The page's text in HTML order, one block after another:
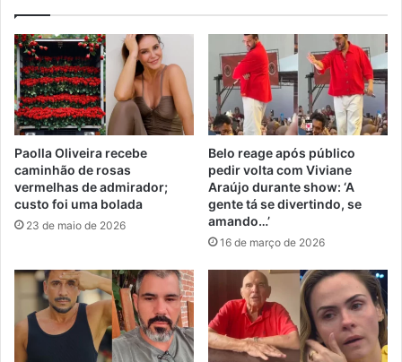
Paolla Oliveira recebe
caminhão de rosas
vermelhas de admirador;
custo foi uma bolada
23 de maio de 2026
Belo reage após público
pedir volta com Viviane
Araújo durante show: ‘A
gente tá se divertindo, se
amando…’
16 de março de 2026